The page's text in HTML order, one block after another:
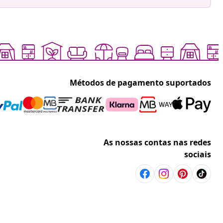
Métodos de pagamento suportados
As nossas contas nas redes
sociais